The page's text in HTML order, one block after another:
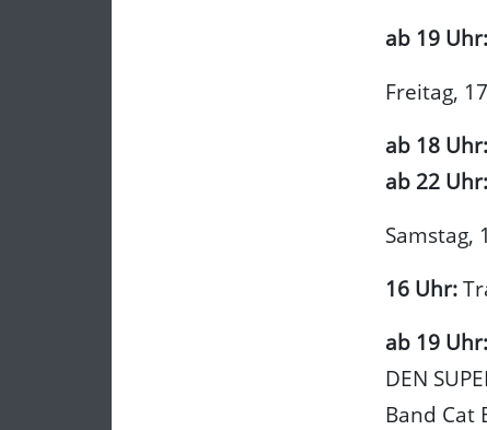
ab 19 Uhr:
Freitag,
ab 18 Uhr:
ab 22 Uhr:
Samstag,
16 Uhr:
ab 19 Uhr:
DEN
Band Cat